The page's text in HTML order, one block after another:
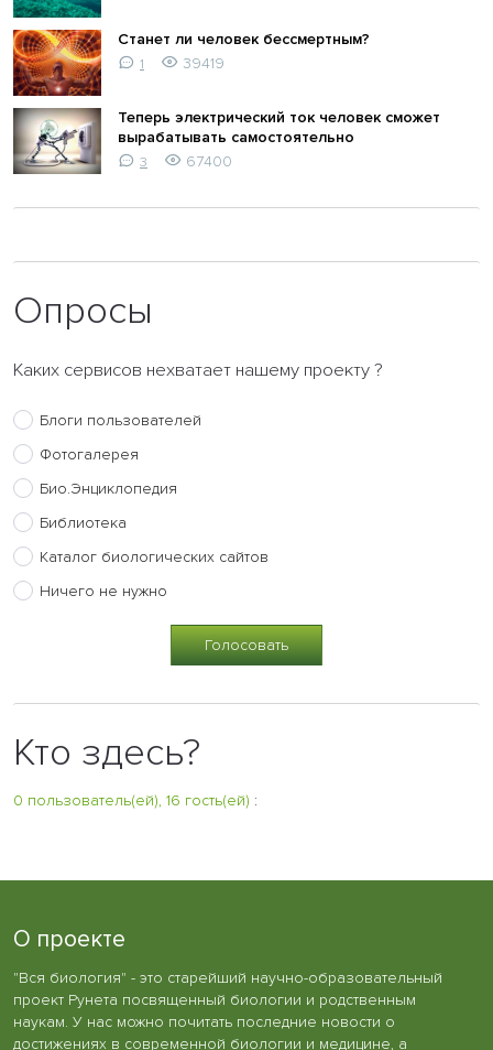
Станет ли человек бессмертным?
1 39419
Теперь электрический ток человек сможет
вырабатывать самостоятельно
3 67400
Опросы
Каких сервисов нехватает нашему проекту ?
Блоги пользователей
Фотогалерея
Био.Энциклопедия
Библиотека
Каталог биологических сайтов
Ничего не нужно
Кто здесь?
0 пользователь(ей), 16 гость(ей) :
О проекте
"Вся биология" - это старейший научно-образовательный
проект Рунета посвященный биологии и родственным
наукам. У нас можно почитать последние новости о
достижениях в современной биологии и медицине, а